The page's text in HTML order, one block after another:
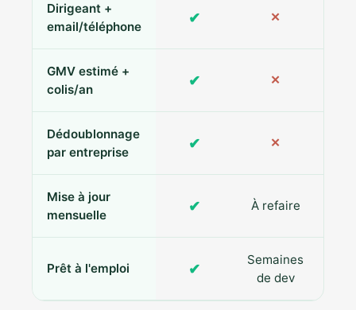
Dirigeant +
email/téléphone
✔ ✕
GMV estimé +
colis/an
✔ ✕
Dédoublonnage
par entreprise
✔ ✕
Mise à jour
mensuelle
✔ À refaire
Prêt à l'emploi ✔
Semaines
de dev